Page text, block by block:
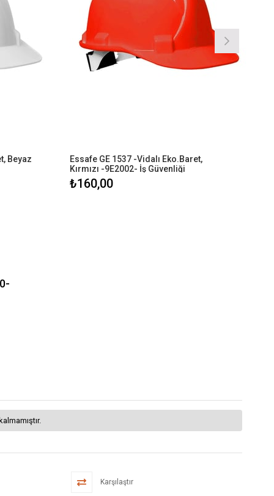
Beyaz
Essafe GE 1537 -Vidalı Eko.Baret,
Kırmızı -9E2002- İş Güvenliği
₺160,00
Karşılaştır